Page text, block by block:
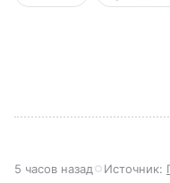
5 часов назад Источник: